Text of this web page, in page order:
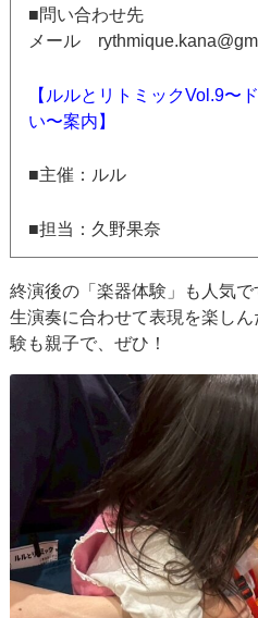
■問い合わせ先
メール
【ルルとリトミックVol.9〜
い〜案内】
■主催：ルル
■担当：久野果奈
終演後の「楽器体験」も人気で
生演奏に合わせて表現を楽し
験も親子で、ぜひ！